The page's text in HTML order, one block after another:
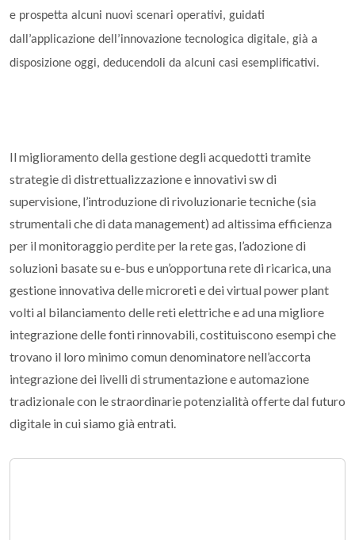
e prospetta alcuni nuovi scenari operativi, guidati
dall’applicazione dell’innovazione tecnologica digitale, già a
disposizione oggi, deducendoli da alcuni casi esemplificativi.
Il miglioramento della gestione degli acquedotti tramite
strategie di distrettualizzazione e innovativi sw di
supervisione, l’introduzione di rivoluzionarie tecniche (sia
strumentali che di data management) ad altissima efficienza
per il monitoraggio perdite per la rete gas, l’adozione di
soluzioni basate su e-bus e un’opportuna rete di ricarica, una
gestione innovativa delle microreti e dei virtual power plant
volti al bilanciamento delle reti elettriche e ad una migliore
integrazione delle fonti rinnovabili, costituiscono esempi che
trovano il loro minimo comun denominatore nell’accorta
integrazione dei livelli di strumentazione e automazione
tradizionale con le straordinarie potenzialità offerte dal futuro
digitale in cui siamo già entrati.